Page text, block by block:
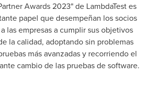
Awards 2023" de LambdaTest es
papel que desempeñan los socios
las empresas a cumplir sus objetivos
la calidad, adoptando sin problemas
más avanzadas y recorriendo el
cambio de las pruebas de software.